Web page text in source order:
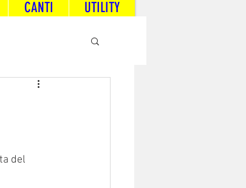
CANTI UTILITY
Dream Together
del